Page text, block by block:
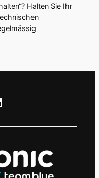
Halten Sie Ihr